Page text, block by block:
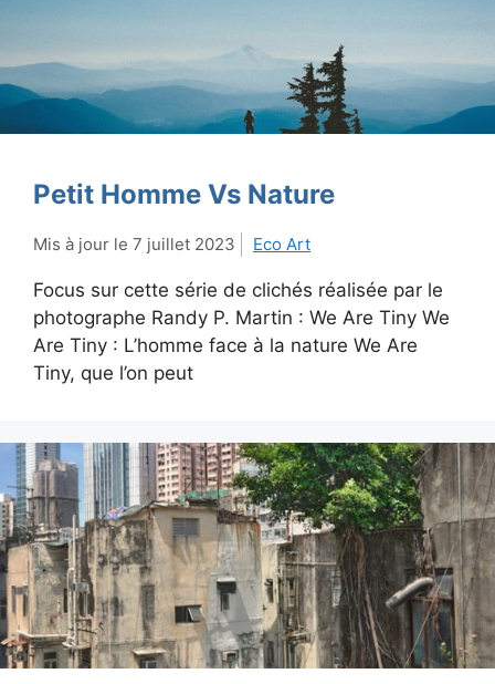
Petit Homme Vs Nature
7 juillet 2023 Eco Art
Focus sur cette série de clichés réalisée par le
photographe Randy P. Martin : We Are Tiny We
Are Tiny : L’homme face à la nature We Are
Tiny, que l’on peut